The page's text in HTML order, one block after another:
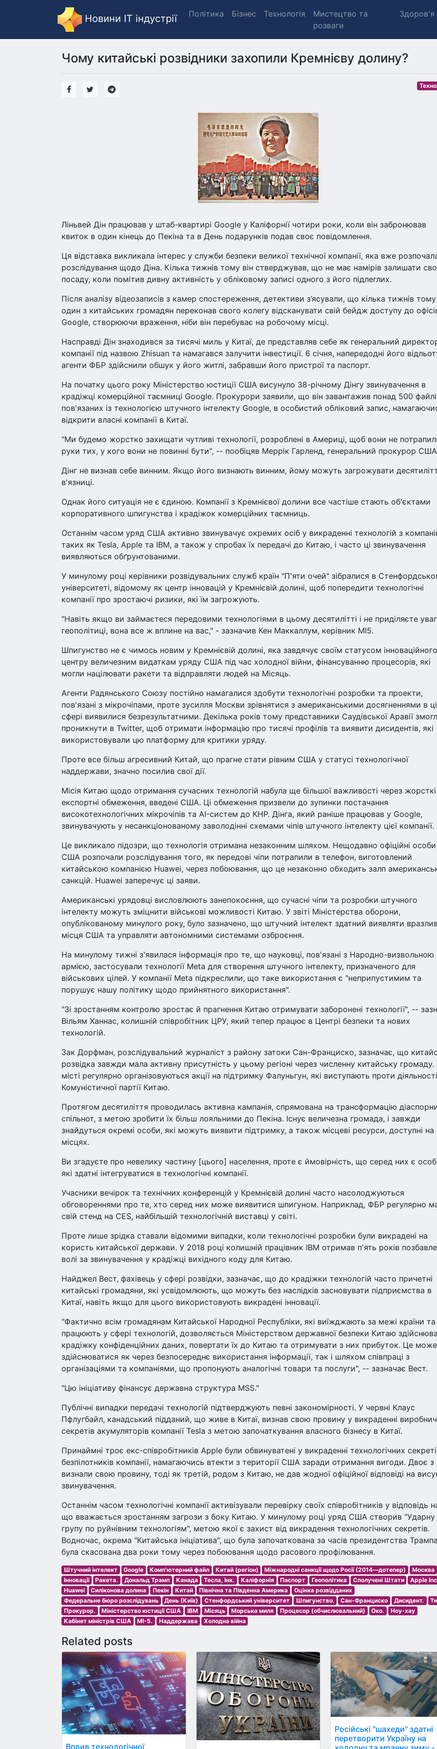
Новини IT індустрії Політика Бізнес Технологія
Мистецтво та
розваги
Здоров'я
Чому китайські розвідники захопили Кремнієву долину?
Ліньвей Дін працював у штаб-квартирі Google у Каліфорнії чотири роки, коли він забронював
квиток в один кінець до Пекіна та в День подарунків подав своє повідомлення.
Ця відставка викликала інтерес у служби безпеки великої технічної компанії, яка вже
розслідування щодо Діна. Кілька тижнів тому він стверджував, що не має намірів залишати
посаду, коли помітив дивну активність у обліковому записі одного з його підлеглих.
Після аналізу відеозаписів з камер спостереження, детективи з’ясували, що кілька тижнів тому
один з китайських громадян переконав свого колегу відсканувати свій бейдж доступу до
Google, створюючи враження, ніби він перебуває на робочому місці.
Насправді Дін знаходився за тисячі миль у Китаї, де представляв себе як генеральний
компанії під назвою Zhisuan та намагався залучити інвестиції. 6 січня, напередодні його
агенти ФБР здійснили обшук у його житлі, забравши його пристрої та паспорт.
На початку цього року Міністерство юстиції США висунуло 38-річному Дінгу звинувачення в
крадіжці комерційної таємниці Google. Прокурори заявили, що він завантажив понад 500
пов'язаних із технологією штучного інтелекту Google, в особистий обліковий запис,
відкрити власні компанії в Китаї.
"Ми будемо жорстко захищати чутливі технології, розроблені в Америці, щоб вони не
руки тих, у кого вони не повинні бути", -- пообіцяв Меррік Гарленд, генеральний прокурор
Дінг не визнав себе винним. Якщо його визнають винним, йому можуть загрожувати
в'язниці.
Однак його ситуація не є єдиною. Компанії з Кремнієвої долини все частіше стають об'єктами
корпоративного шпигунства і крадіжок комерційних таємниць.
Останнім часом уряд США активно звинувачує окремих осіб у викраденні технологій з
таких як Tesla, Apple та IBM, а також у спробах їх передачі до Китаю, і часто ці звинувачення
виявляються обґрунтованими.
У минулому році керівники розвідувальних служб країн "П'яти очей" зібралися в
університеті, відомому як центр інновацій у Кремнієвій долині, щоб попередити технологічні
компанії про зростаючі ризики, які їм загрожують.
"Навіть якщо ви займаєтеся передовими технологіями в цьому десятилітті і не приділяєте
геополітиці, вона все ж вплине на вас," - зазначив Кен Маккаллум, керівник MI5.
Шпигунство не є чимось новим у Кремнієвій долині, яка завдячує своїм статусом інноваційного
центру величезним видаткам уряду США під час холодної війни, фінансуванню процесорів, які
могли націлювати ракети та відправляти людей на Місяць.
Агенти Радянського Союзу постійно намагалися здобути технологічні розробки та проекти,
пов'язані з мікрочіпами, проте зусилля Москви зрівнятися з американськими досягненнями в
сфері виявилися безрезультатними. Декілька років тому представники Саудівської Аравії
проникнути в Twitter, щоб отримати інформацію про тисячі профілів та виявити дисидентів, які
використовували цю платформу для критики уряду.
Проте все більш агресивний Китай, що прагне стати рівним США у статусі технологічної
наддержави, значно посилив свої дії.
Місія Китаю щодо отримання сучасних технологій набула ще більшої важливості через жорсткі
експортні обмеження, введені США. Ці обмеження призвели до зупинки постачання
високотехнологічних мікрочіпів та AI-систем до КНР. Дінга, який раніше працював у Google,
звинувачують у несанкціонованому заволодінні схемами чіпів штучного інтелекту цієї компанії.
Це викликало підозри, що технологія отримана незаконним шляхом. Нещодавно офіційні особи
США розпочали розслідування того, як передові чіпи потрапили в телефон, виготовлений
китайською компанією Huawei, через побоювання, що це незаконно обходить залп
санкцій. Huawei заперечує ці заяви.
Американські урядовці висловлюють занепокоєння, що сучасні чіпи та розробки штучного
інтелекту можуть зміцнити військові можливості Китаю. У звіті Міністерства оборони,
опублікованому минулого року, було зазначено, що штучний інтелект здатний виявляти
місця США та управляти автономними системами озброєння.
На минулому тижні з'явилася інформація про те, що науковці, пов'язані з Народно-визвольною
армією, застосували технології Meta для створення штучного інтелекту, призначеного для
військових цілей. У компанії Meta підкреслили, що таке використання є "неприпустимим та
порушує нашу політику щодо прийнятного використання".
"Зі зростанням контролю зростає й прагнення Китаю отримувати заборонені технології", --
Вільям Ханнас, колишній співробітник ЦРУ, який тепер працює в Центрі безпеки та нових
технологій.
Зак Дорфман, розслідувальний журналіст з району затоки Сан-Франциско, зазначає, що
розвідка завжди мала активну присутність у цьому регіоні через численну китайську громаду.
місті регулярно організовуються акції на підтримку Фалуньгун, які виступають проти діяльності
Комуністичної партії Китаю.
Протягом десятиліття проводилась активна кампанія, спрямована на трансформацію
спільнот, з метою зробити їх більш лояльними до Пекіна. Існує величезна громада, і завжди
знайдуться окремі особи, які можуть виявити підтримку, а також місцеві ресурси, доступні на
місцях.
Ви згадуєте про невелику частину [цього] населення, проте є ймовірність, що серед них є
які здатні інтегруватися в технологічні компанії.
Учасники вечірок та технічних конференцій у Кремнієвій долині часто насолоджуються
обговореннями про те, хто серед них може виявитися шпигуном. Наприклад, ФБР регулярно
свій стенд на CES, найбільшій технологічній виставці у світі.
Проте лише зрідка ставали відомими випадки, коли технологічні розробки були викрадені на
користь китайської держави. У 2018 році колишній працівник IBM отримав п'ять років
волі за звинувачення у крадіжці вихідного коду для Китаю.
Найджел Вест, фахівець у сфері розвідки, зазначає, що до крадіжки технологій часто причетні
китайські громадяни, які усвідомлюють, що можуть без наслідків засновувати підприємства в
Китаї, навіть якщо для цього використовують викрадені інновації.
"Фактично всім громадянам Китайської Народної Республіки, які виїжджають за межі країни та
працюють у сфері технологій, дозволяється Міністерством державної безпеки Китаю
крадіжку конфіденційних даних, повертати їх до Китаю та отримувати з них прибуток. Це може
здійснюватися як через безпосереднє використання інформації, так і шляхом співпраці з
організаціями та компаніями, що пропонують аналогічні товари та послуги", -- зазначає Вест.
"Цю ініціативу фінансує державна структура MSS."
Публічні випадки передачі технологій підтверджують певні закономірності. У червні Клаус
Пфлугбайл, канадський підданий, що живе в Китаї, визнав свою провину у викраденні
секретів акумуляторів компанії Tesla з метою започаткування власного бізнесу в Китаї.
Принаймні троє екс-співробітників Apple були обвинуватені у викраденні технологічних
безпілотників компанії, намагаючись втекти з території США заради отримання вигоди. Двоє з
визнали свою провину, тоді як третій, родом з Китаю, не дав жодної офіційної відповіді на
звинувачення.
Останнім часом технологічні компанії активізували перевірку своїх співробітників у відповідь
що вважається зростанням загрози з боку Китаю. У минулому році уряд США створив "Ударну
групу по руйнівним технологіям", метою якої є захист від викрадення технологічних секретів.
Водночас, окрема "Китайська ініціатива", що була започаткована за часів президентства
була скасована два роки тому через побоювання щодо расового профілювання.
Штучний інтелект Google Комп'ютерний файл Китай (регіон) Міжнародні санкції щодо Росії (2014—дотепер)
Москва
Інновації
Ракета. Дональд Трамп Канада Тесла, Інк. Каліфорнія Паспорт Геополітика Сполучені Штати
Apple
Huawei
Силіконова долина Пекін Китай Північна та Південна Америка
Оцінка розвідданих
Федеральне бюро розслідувань
День (Київ) Стенфордський університет Шпигунство. Сан-Франциско Дисидент.
Прокурор.
Міністерство юстиції США IBM Місяць Морська миля Процесор (обчислювальний) Око.
Ноу-хау
Кабінет міністрів США
МІ-5. Наддержава Холодна війна
Related posts
Вплив технологічної
Російські "шахеди" здатні
перетворити Україну на